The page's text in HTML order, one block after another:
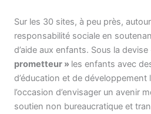
Sur les 30 sites, à peu près,
responsabilité sociale en
d’aide aux enfants. Sous la devise
prometteur » les enfants avec
d’éducation et de développement
l’occasion d’envisager un avenir
soutien non bureaucratique et